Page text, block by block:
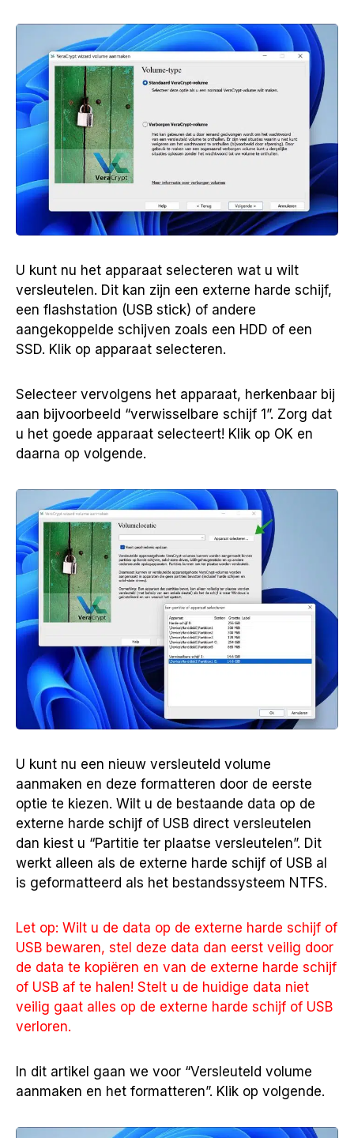
U kunt nu het apparaat selecteren wat u wilt
versleutelen. Dit kan zijn een externe harde schijf,
een flashstation (USB stick) of andere
aangekoppelde schijven zoals een HDD of een
SSD. Klik op apparaat selecteren.
Selecteer vervolgens het apparaat, herkenbaar bij
aan bijvoorbeeld “verwisselbare schijf 1”. Zorg dat
u het goede apparaat selecteert! Klik op OK en
daarna op volgende.
U kunt nu een nieuw versleuteld volume
aanmaken en deze formatteren door de eerste
optie te kiezen. Wilt u de bestaande data op de
externe harde schijf of USB direct versleutelen
dan kiest u “Partitie ter plaatse versleutelen”. Dit
werkt alleen als de externe harde schijf of USB al
is geformatteerd als het bestandssysteem NTFS.
Let op: Wilt u de data op de externe harde schijf of
USB bewaren, stel deze data dan eerst veilig door
de data te kopiëren en van de externe harde schijf
of USB af te halen! Stelt u de huidige data niet
veilig gaat alles op de externe harde schijf of USB
verloren.
In dit artikel gaan we voor “Versleuteld volume
aanmaken en het formatteren”. Klik op volgende.